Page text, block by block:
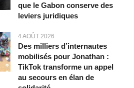
que le Gabon conserve des
leviers juridiques
4 AOÛT 2026
Des milliers d’internautes
mobilisés pour Jonathan :
TikTok transforme un appel
au secours en élan de